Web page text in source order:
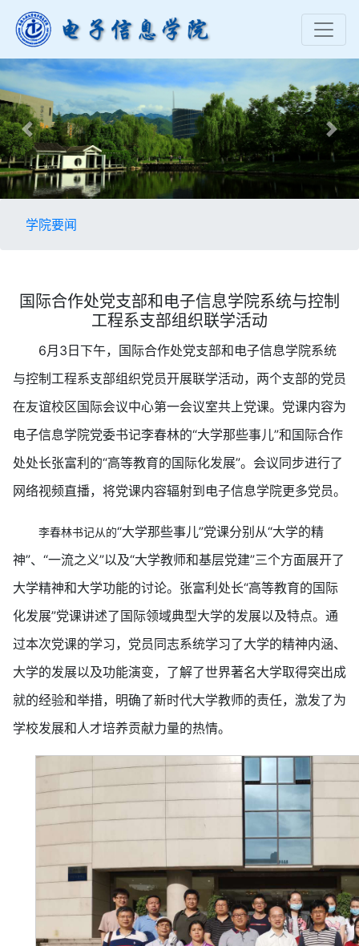
Previous Next
学院要闻
国际合作处党支部和电子信息学院系统与控制
工程系支部组织联学活动
6月3日下午，国际合作处党支部和电子信息学院系统
与控制工程系支部组织党员开展联学活动，两个支部的党员
在友谊校区国际会议中心第一会议室共上党课。党课内容为
电子信息学院党委书记李春林的“大学那些事儿”和国际合作
处处长张富利的“高等教育的国际化发展”。会议同步进行了
网络视频直播，将党课内容辐射到电子信息学院更多党员。
李春林书记从的“大学那些事儿”党课分别从“大学的精
神”、“一流之义”以及“大学教师和基层党建”三个方面展开了
大学精神和大学功能的讨论。张富利处长“高等教育的国际
化发展”党课讲述了国际领域典型大学的发展以及特点。通
过本次党课的学习，党员同志系统学习了大学的精神内涵、
大学的发展以及功能演变，了解了世界著名大学取得突出成
就的经验和举措，明确了新时代大学教师的责任，激发了为
学校发展和人才培养贡献力量的热情。